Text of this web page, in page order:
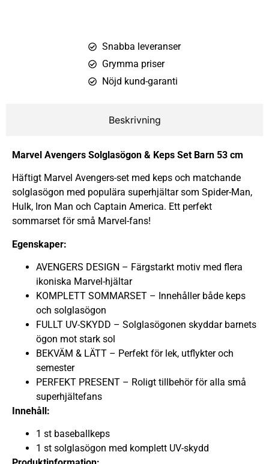
Snabba leveranser
Grymma priser
Nöjd kund-garanti
Beskrivning
Marvel Avengers Solglasögon & Keps Set Barn 53 cm
Häftigt Marvel Avengers-set med keps och matchande
solglasögon med populära superhjältar som Spider-Man,
Hulk, Iron Man och Captain America. Ett perfekt
sommarset för små Marvel-fans!
Egenskaper:
AVENGERS DESIGN – Färgstarkt motiv med flera
ikoniska Marvel-hjältar
KOMPLETT SOMMARSET – Innehåller både keps
och solglasögon
FULLT UV-SKYDD – Solglasögonen skyddar barnets
ögon mot stark sol
BEKVÄM & LÄTT – Perfekt för lek, utflykter och
semester
PERFEKT PRESENT – Roligt tillbehör för alla små
superhjältefans
Innehåll:
1 st baseballkeps
1 st solglasögon med komplett UV-skydd